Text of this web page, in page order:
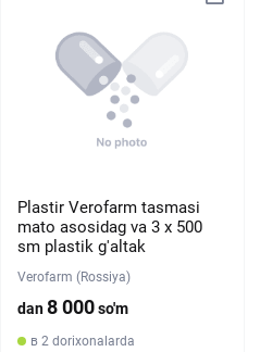
Plastir Verofarm tasmasi
mato asosidag va 3 х 500
sm plastik g'altak
Verofarm (Rossiya)
dan8 000so'm
в 2 dorixonalarda